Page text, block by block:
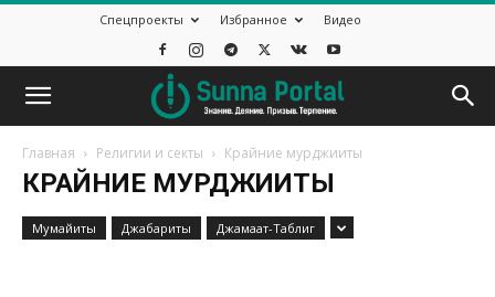
Спецпроекты Избранное Видео
Главная Религии и секты Крайние мурджииты
КРАЙНИЕ МУРДЖИИТЫ
Mумайиты Джабариты Джамаат-Таблиг